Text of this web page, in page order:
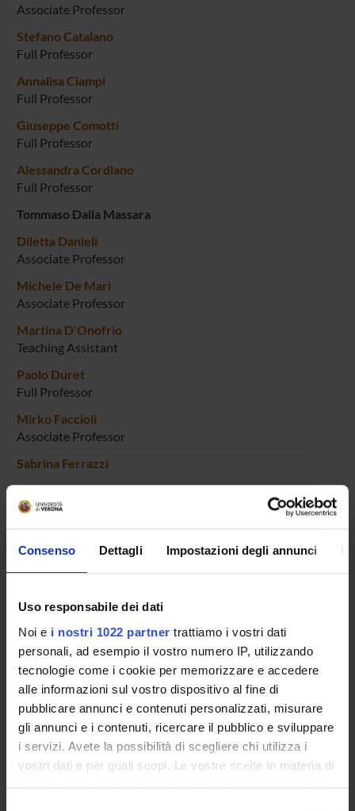
Consenso Dettagli Impostazioni degli annunci
Uso responsabile dei dati
Noi e i nostri 1022 partner trattiamo i vostri dati
personali, ad esempio il vostro numero IP, utilizzando
tecnologie come i cookie per memorizzare e accedere
alle informazioni sul vostro dispositivo al fine di
pubblicare annunci e contenuti personalizzati, misurare
gli annunci e i contenuti, ricercare il pubblico e sviluppare
i servizi. Avete la possibilità di scegliere chi utilizza i
vostri dati e per quali scopi. Le vostre scelte in materia di
privacy sono applicabili solo su questa proprietà digitale
Associate Professor
Stefano Catalano
Full Professor
Annalisa Ciampi
Full Professor
Giuseppe Comotti
Full Professor
Alessandra Cordiano
Full Professor
Tommaso Dalla Massara
Diletta Danieli
Associate Professor
Michele De Mari
Associate Professor
Martina D'Onofrio
Teaching Assistant
Paolo Duret
Full Professor
Mirko Faccioli
Associate Professor
Sabrina Ferrazzi
Giampietro Ferri
Full Professor
Roberto Flor
Full Professor
Caterina Fratea
Associate Professor
Donata Gottardi
Emeritus Professor
Elisabetta Guido
Temporary Assistant Professor
Associate Professor